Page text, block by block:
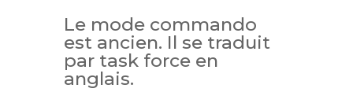
Le mode commando
est ancien. Il se traduit
par task force en
anglais.